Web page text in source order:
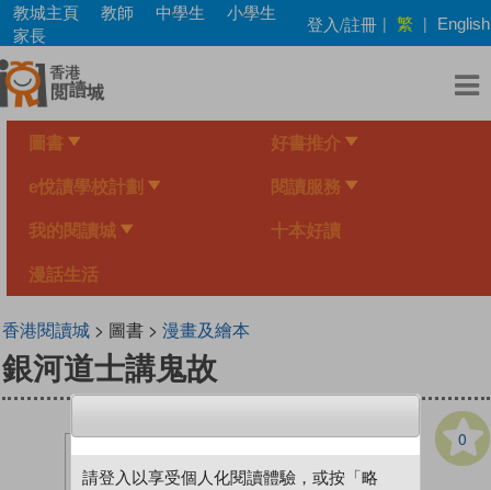
Skip
main
content
教城主頁 教師 中學生
小學生
家長
登入/註冊 | 繁 | English
圖書 好書推介
e悅讀學校計劃 閱讀服務
我的閱讀城 十本好讀
漫話生活
香港閱讀城> 圖書 > 漫畫及繪本
銀河道士講鬼故
0
請登入以享受個人化閱讀體驗，或按「略